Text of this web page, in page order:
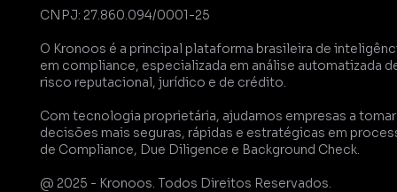
CNPJ: 27.860.094/0001-25
O Kronoos é a principal plataforma brasileira de
em compliance, especializada em análise automatizada
risco reputacional, jurídico e de crédito.
Com tecnologia proprietária, ajudamos empresas a tomar
decisões mais seguras, rápidas e estratégicas em
de Compliance, Due Diligence e Background Check.
@ 2025 - Kronoos. Todos Direitos Reservados.